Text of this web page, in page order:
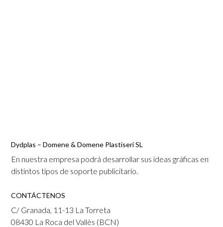
Dydplas – Domene & Domene Plastiseri SL
En nuestra empresa podrá desarrollar sus ideas gráficas en
distintos tipos de soporte publicitario.
CONTÁCTENOS
C/ Granada, 11-13 La Torreta
08430 La Roca del Vallès (BCN)